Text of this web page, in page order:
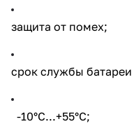
защита от помех;
срок службы батареи
-10°C...+55°C;